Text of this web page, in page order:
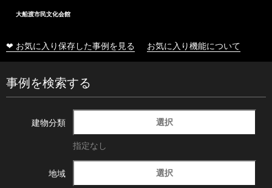
大船渡市民文化会館
❤ お気に入り保存した事例を見る お気に入り機能について
事例を検索する
建物分類 選択
指定なし
地域 選択